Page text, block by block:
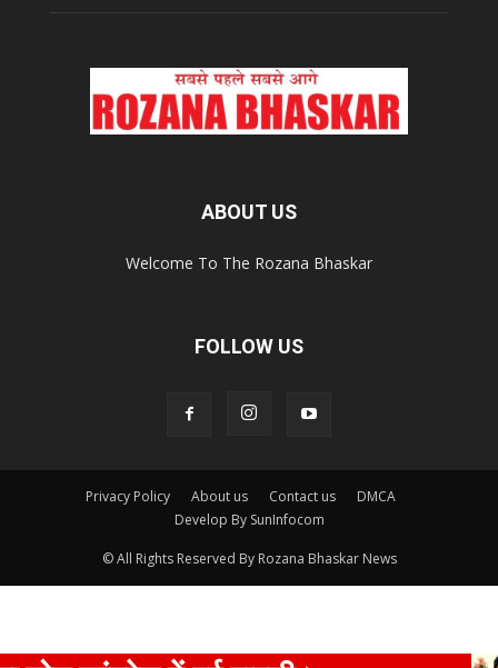
ABOUT US
Welcome To The Rozana Bhaskar
FOLLOW US
Privacy Policy About us Contact us
DMCA
Develop By SunInfocom
© All Rights Reserved By Rozana Bhaskar News